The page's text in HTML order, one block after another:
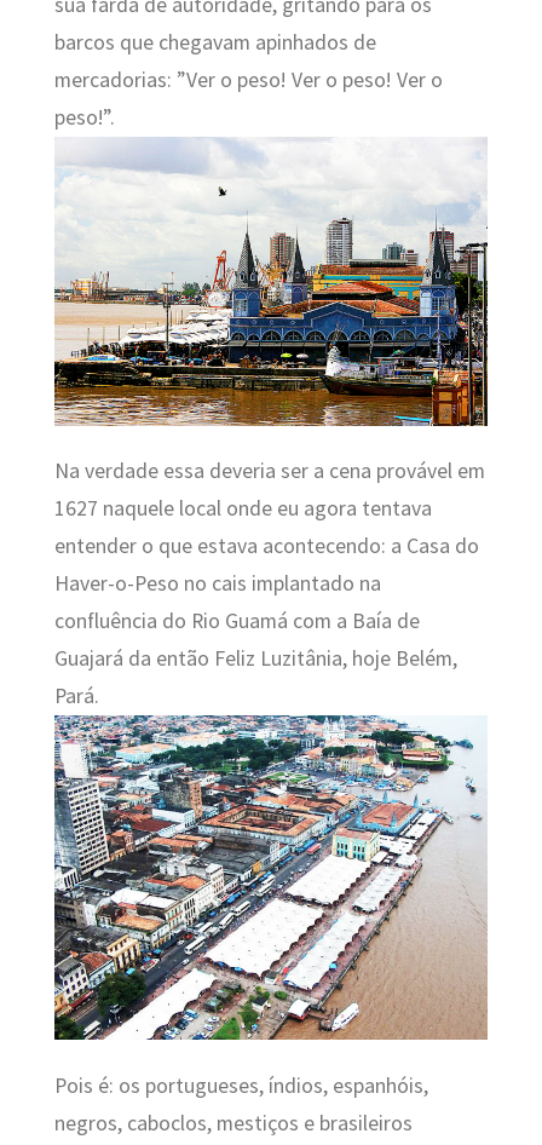
barcos que chegavam apinhados de
mercadorias: ”Ver o peso! Ver o peso! Ver o
peso!”.
Na verdade essa deveria ser a cena provável em
1627 naquele local onde eu agora tentava
entender o que estava acontecendo: a Casa do
Haver-o-Peso no cais implantado na
confluência do Rio Guamá com a Baía de
Guajará da então Feliz Luzitânia, hoje Belém,
Pará.
Pois é: os portugueses, índios, espanhóis,
negros, caboclos, mestiços e brasileiros